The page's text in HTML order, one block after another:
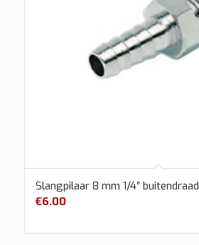
Slangpilaar 8 mm 1/4″ buitendraad
€6.00